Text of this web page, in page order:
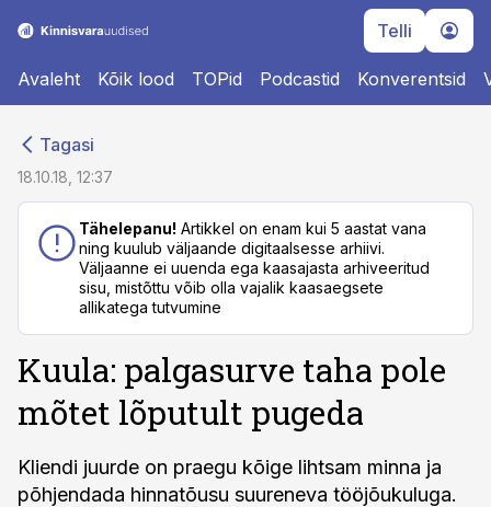
Telli
Avaleht Kõik lood TOPid Podcastid Konverentsid
Tagasi
18.10.18, 12:37
Tähelepanu! Artikkel on enam kui 5 aastat vana
ning kuulub väljaande digitaalsesse arhiivi.
Väljaanne ei uuenda ega kaasajasta arhiveeritud
sisu, mistõttu võib olla vajalik kaasaegsete
allikatega tutvumine
Kuula: palgasurve taha pole
mõtet lõputult pugeda
Kliendi juurde on praegu kõige lihtsam minna ja
põhjendada hinnatõusu suureneva tööjõukuluga.